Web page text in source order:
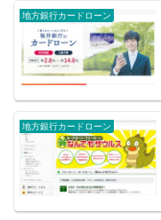
地方銀行カードローン
地方銀行カードローン